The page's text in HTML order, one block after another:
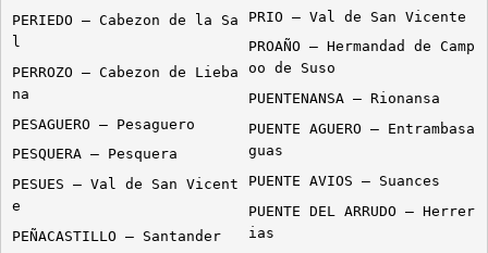
PERIEDO – Cabezon de la Sa
l
PERROZO – Cabezon de Lieba
na
PESAGUERO – Pesaguero
PESQUERA – Pesquera
PESUES – Val de San Vicent
e
PEÑACASTILLO – Santander
PRIO – Val de San Vicente
PROAÑO – Hermandad de Camp
oo de Suso
PUENTENANSA – Rionansa
PUENTE AGUERO – Entrambasa
guas
PUENTE AVIOS – Suances
PUENTE DEL ARRUDO – Herrer
ias